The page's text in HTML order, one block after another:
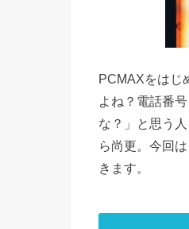
PCMAXをはじ
よね？電話番
な？」と思う
ら尚更。今回
きます。